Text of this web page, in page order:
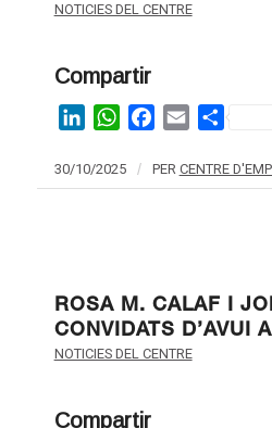
NOTICIES DEL CENTRE
Compartir
LinkedInWhatsAppFacebook
EmailShare
30/10/2025 / PER CENTRE
ROSA M. CALAF I
CONVIDATS D’AVUI
NOTICIES DEL CENTRE
Compartir